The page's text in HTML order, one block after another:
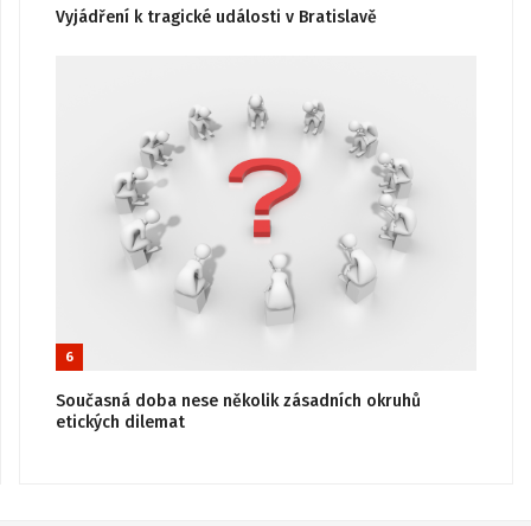
Vyjádření k tragické události v Bratislavě
6
Současná doba nese několik zásadních okruhů
etických dilemat